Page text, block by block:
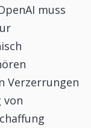
muss
Verzerrungen
von